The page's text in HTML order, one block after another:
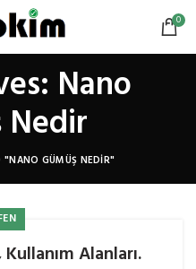
0
Nano
Nedir
"NANO GÜMÜŞ NEDIR"
Alanları.